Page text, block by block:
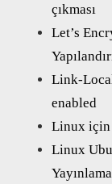
çıkması
Let’s
Link-
enabled
Linux için
Linux
Yayınlama